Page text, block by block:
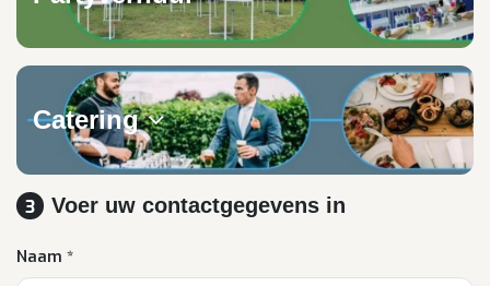
Catering
3 Voer uw contactgegevens in
Naam *